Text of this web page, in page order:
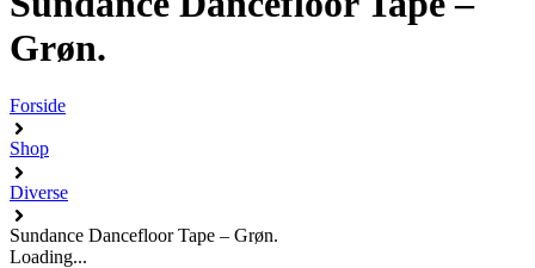
Grøn.
Forside
Shop
Diverse
Sundance Dancefloor Tape – Grøn.
Loading...